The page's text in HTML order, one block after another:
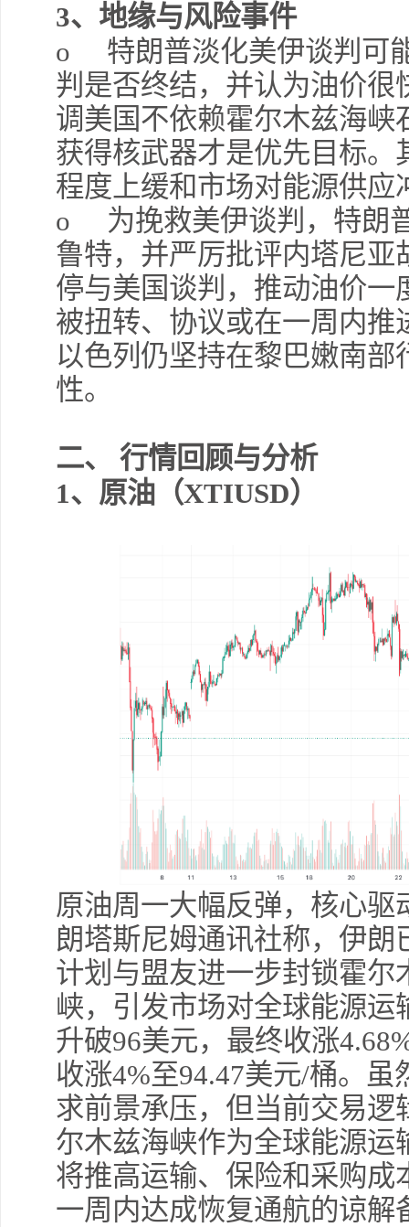
3、 地缘与风险事件
o 特朗普淡化美伊谈判可
判是否终结，并认为油价很
调美国不依赖霍尔木兹海
获得核武器才是优先目标
程度上缓和市场对能源供应
o 为挽救美伊谈判，特朗
鲁特，并严厉批评内塔尼
停与美国谈判，推动油价
被扭转、协议或在一周内
以色列仍坚持在黎巴嫩南
性。
二、
行情回顾与分析
1、 原油（XTIUSD）
原油周一大幅反弹，核心
朗塔斯尼姆通讯社称，伊
计划与盟友进一步封锁霍
峡，引发市场对全球能源运
升破96美元，最终收涨
收涨4%至94.47美元/桶。虽
求前景承压，但当前交易
尔木兹海峡作为全球能源
将推高运输、保险和采购
一周内达成恢复通航的谅